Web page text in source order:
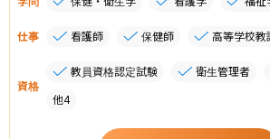
仕事 看護師 保健師 高等学校教
資格
教員資格認定試験 衛生管理者
他4